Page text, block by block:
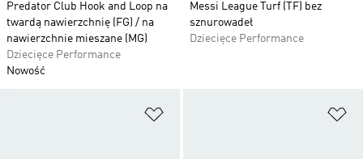
Predator Club Hook and Loop na
twardą nawierzchnię (FG) / na
nawierzchnie mieszane (MG)
Dziecięce Performance
Nowość
Messi League Turf (TF) bez
sznurowadeł
Dziecięce Performance